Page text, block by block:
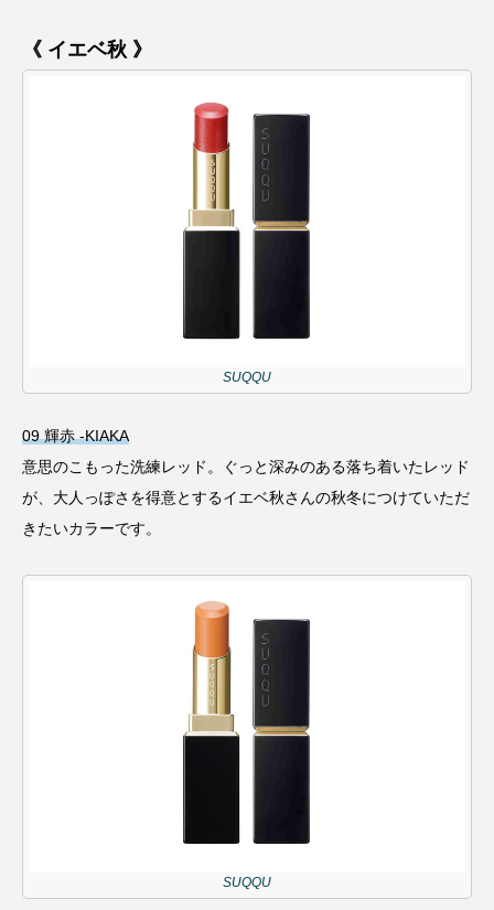
《 イエベ秋 》
SUQQU
09 輝赤 -KIAKA
意思のこもった洗練レッド。ぐっと深みのある落ち着いたレッド
が、大人っぽさを得意とするイエベ秋さんの秋冬につけていただ
きたいカラーです。
SUQQU